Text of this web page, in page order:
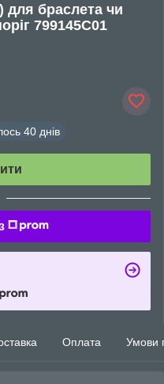
для браслета чи
799145C01
40 днів
Оплата Умови